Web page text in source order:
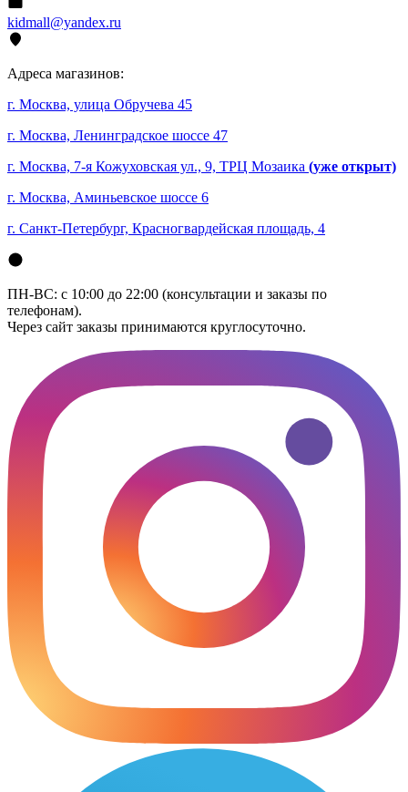
kidmall@yandex.ru
Адреса магазинов:
г. Москва, улица Обручева 45
г. Москва, Ленинградское шоссе 47
г. Москва, 7-я Кожуховская ул., 9, ТРЦ Мозаика (уже открыт)
г. Москва, Аминьевское шоссе 6
г. Санкт-Петербург, Красногвардейская площадь, 4
ПН-ВС: с 10:00 до 22:00 (консультации и заказы по
телефонам).
Через сайт заказы принимаются круглосуточно.